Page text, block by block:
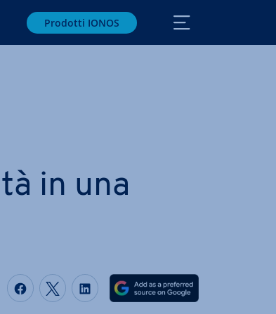
Prodotti IONOS
in una
Condividi via Facebook
Condividi via Twitter
Condividi via LinkedIN